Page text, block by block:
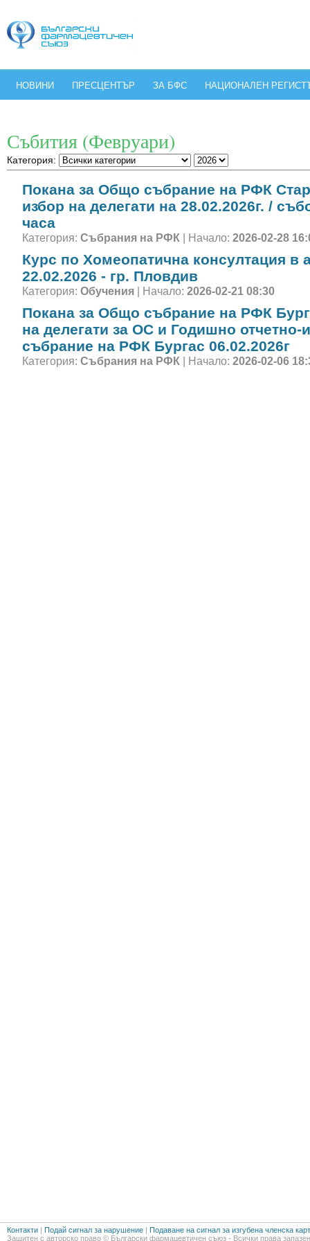
НОВИНИ ПРЕСЦЕНТЪР ЗА БФС НАЦИОНАЛЕН
Събития (Февруари)
Категория:
Покана за Общо събрание на РФК
избор на делегати на 28.02.2026г. /
часа
Категория: Събрания на РФК | Начало: 2026-02-28
Курс по Хомеопатична консултация в
22.02.2026 - гр. Пловдив
Категория: Обучения | Начало: 2026-02-21 08:30
Покана за Общо събрание на РФК
на делегати за ОС и Годишно отчетно-
събрание на РФК Бургас 06.02.2026г
Категория: Събрания на РФК | Начало: 2026-02-06
Контакти | Подай сигнал за нарушение | Подаване на сигнал за изгубена членска
Защитен с авторско право © Български фармацевтичен съюз - Всички права